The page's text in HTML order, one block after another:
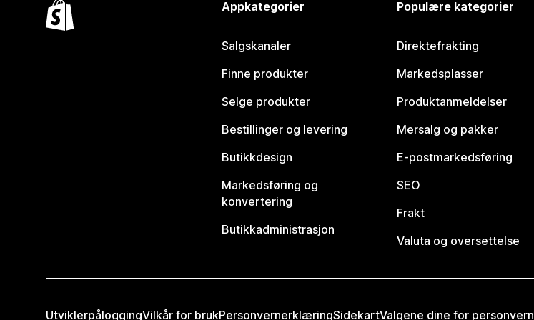
Appkategorier
Salgskanaler
Finne produkter
Selge produkter
Bestillinger og levering
Butikkdesign
Markedsføring og
konvertering
Butikkadministrasjon
Populære kategorier
Direktefrakting
Markedsplasser
Produktanmeldelser
Mersalg og pakker
E-postmarkedsføring
SEO
Frakt
Valuta og oversettelse
UtviklerpåloggingVilkår for brukPersonvernerklæringSidekartValgene dine for personvern